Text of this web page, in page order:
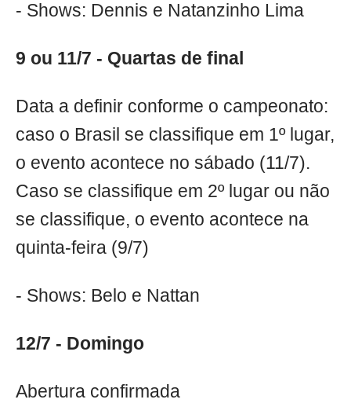
- Shows: Dennis e Natanzinho Lima
9 ou 11/7 - Quartas de final
Data a definir conforme o campeonato:
caso o Brasil se classifique em 1º lugar,
o evento acontece no sábado (11/7).
Caso se classifique em 2º lugar ou não
se classifique, o evento acontece na
quinta-feira (9/7)
- Shows: Belo e Nattan
12/7 - Domingo
Abertura confirmada